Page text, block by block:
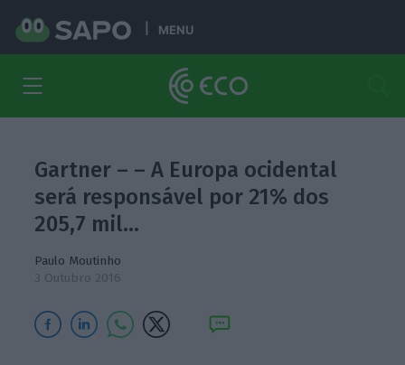
MENU
Gartner – – A Europa ocidental
será responsável por 21% dos
205,7 mil…
Paulo Moutinho
3 Outubro 2016